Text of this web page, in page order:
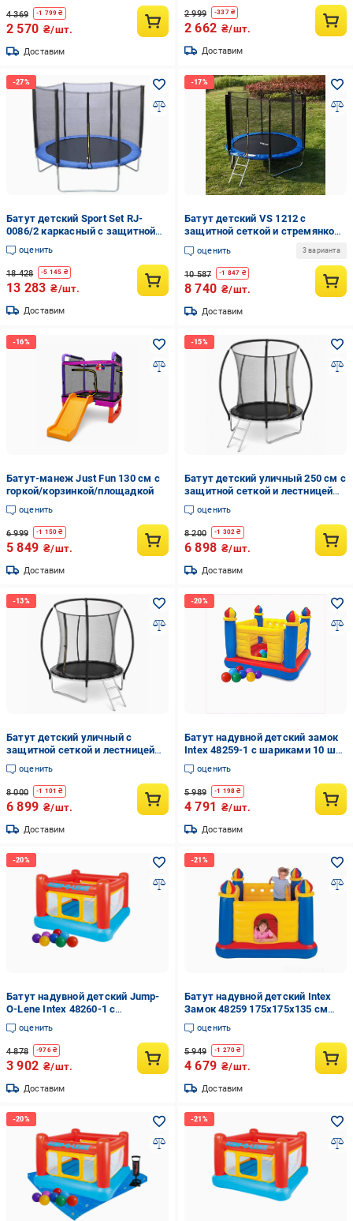
4 369 -1 799 ₴
2 570 ₴/шт.
Доставим
2 999 -337₴
2 662 ₴/шт.
Доставим
Батут детский Sport Set RJ-
0086/2 каркасный с защитной
сеткой 244 см Сине-черный
(151-98-RJ-0086/2)
оценить
18 428 -5 145 ₴
13 283 ₴/шт.
Доставим
Батут детский VS 1212 с
защитной сеткой и стремянкой
круглая нагрузка до 150 кг 374
см (36189243)
оценить 3 варианта
10 587 -1 847 ₴
8 740 ₴/шт.
Доставим
Батут-манеж Just Fun 130 см с
горкой/корзинкой/площадкой
оценить
6 999 -1 150 ₴
5 849 ₴/шт.
Доставим
Батут детский уличный 250 см с
защитной сеткой и лестницей
высота 230 см (M1110)
оценить
8 200 -1 302 ₴
6 898 ₴/шт.
Доставим
Батут детский уличный с
защитной сеткой и лестницей
высота 250x230 см (M1110)
оценить
8 000 -1 101 ₴
6 899 ₴/шт.
Доставим
Батут надувной детский замок
Intex 48259-1 с шариками 10 шт.
Разноцветный (147-9-48259-1)
оценить
5 989 -1 198 ₴
4 791 ₴/шт.
Доставим
Батут надувной детский Jump-
O-Lene Intex 48260-1 с
шариками 10 шт. Красный (147-
9-48260-1)
оценить
4 878 -976₴
3 902 ₴/шт.
Доставим
Батут надувной детский Intex
Замок 48259 175х175х135 см
Разноцветный (147-9-48259)
оценить
5 949 -1 270 ₴
4 679 ₴/шт.
Доставим